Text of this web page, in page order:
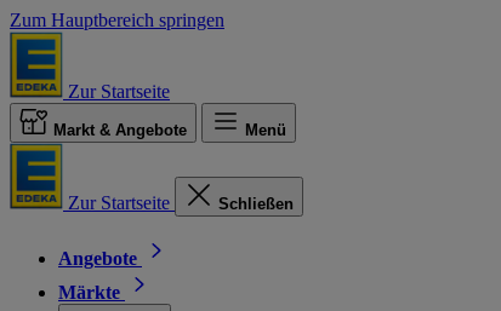
Zum Hauptbereich springen
Zur Startseite
Markt & Angebote Menü
Zur Startseite Schließen
Angebote
Märkte